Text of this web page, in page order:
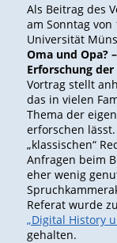
Als Beitrag des
am Sonntag von
Universität
Oma und Opa?
Erforschung
Vortrag stellt
das in vielen
Thema der
erforschen
„klassischen“
Anfragen beim
eher wenig
Referat wurde
„Digital History
gehalten.